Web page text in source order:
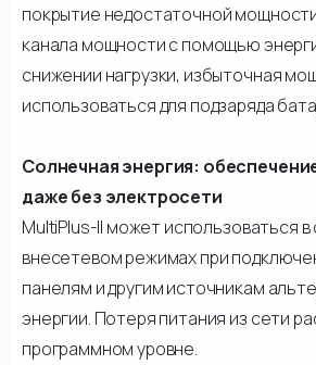
покрытие недостаточной
канала мощности с помощью
снижении нагрузки, избыточная
использоваться для подзаряда
Солнечная энергия:
даже без электросети
MultiPlus-II может использоваться
внесетевом режимах при
панелям и другим источникам
энергии. Потеря питания из сети
программном уровне.